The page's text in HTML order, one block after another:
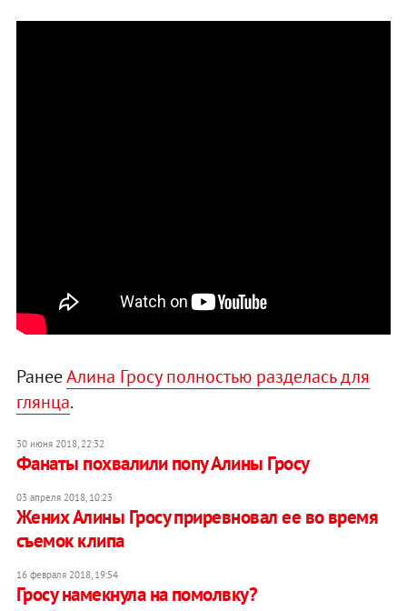
РанееАлина Гросу полностью разделась для
глянца.
30 июня 2018, 22:32
Фанаты похвалили попу Алины Гросу
03 апреля 2018, 10:23
Жених Алины Гросу приревновал ее во время
съемок клипа
16 февраля 2018, 19:54
​Гросу намекнула на помолвку?